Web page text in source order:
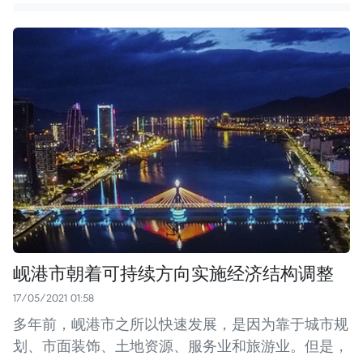
岘港市朝着可持续方向实施经济结构调整
17/05/2021 01:58
多年前，岘港市之所以快速发展，是因为靠于城市规
划、市面装饰、土地资源、服务业和旅游业。但是，